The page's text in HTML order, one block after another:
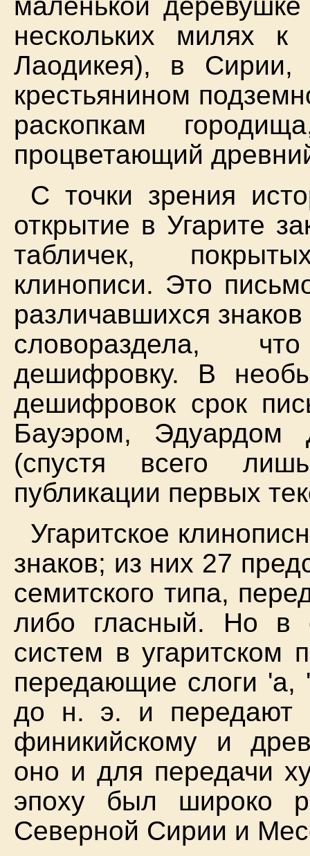
маленькой
нескольких милях к
Лаодикея), в Сирии,
крестьянином
раскопкам
процветающий
С точки зрения
открытие в Угарите
табличек,
клинописи. Это
различавшихся
словораздела,
дешифровку. В
дешифровок срок
Бауэром,
(спустя всего
публикации первых
Угаритское
знаков; из них 27
семитского типа,
либо гласный. Но в
систем в угаритском
передающие слоги 'a,
до н. э. и передают
финикийскому и
оно и для передачи
эпоху был широко
Северной Сирии и